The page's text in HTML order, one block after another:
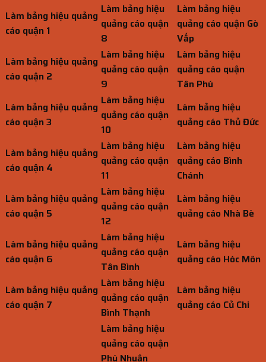
Làm bảng hiệu quảng
cáo quận 1
Làm bảng hiệu
quảng cáo quận
8
Làm bảng hiệu
quảng cáo quận Gò
Vấp
Làm bảng hiệu quảng
cáo quận 2
Làm bảng hiệu
quảng cáo quận
9
Làm bảng hiệu
quảng cáo quận
Tân Phú
Làm bảng hiệu quảng
cáo quận 3
Làm bảng hiệu
quảng cáo quận
10
Làm bảng hiệu
quảng cáo Thủ Đức
Làm bảng hiệu quảng
cáo quận 4
Làm bảng hiệu
quảng cáo quận
11
Làm bảng hiệu
quảng cáo Bình
Chánh
Làm bảng hiệu quảng
cáo quận 5
Làm bảng hiệu
quảng cáo quận
12
Làm bảng hiệu
quảng cáo Nhà Bè
Làm bảng hiệu quảng
cáo quận 6
Làm bảng hiệu
quảng cáo quận
Tân Bình
Làm bảng hiệu
quảng cáo Hóc Môn
Làm bảng hiệu quảng
cáo quận 7
Làm bảng hiệu
quảng cáo quận
Bình Thạnh
Làm bảng hiệu
quảng cáo Củ Chi
Làm bảng hiệu
quảng cáo quận
Phú Nhuận